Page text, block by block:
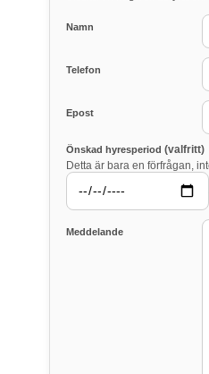
Namn
Telefon
Epost
Önskad hyresperiod (valfritt)
Detta är bara en förfrågan,
Meddelande